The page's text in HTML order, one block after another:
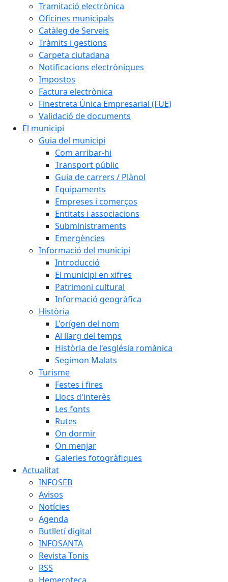
Tramitació electrònica
Oficines municipals
Catàleg de Serveis
Tràmits i gestions
Carpeta ciutadana
Notificacions electròniques
Impostos
Factura electrònica
Finestreta Única Empresarial (FUE)
Validació de documents
El municipi
Guia del municipi
Com arribar-hi
Transport públic
Guia de carrers / Plànol
Equipaments
Empreses i comerços
Entitats i associacions
Subministraments
Emergències
Informació del municipi
Introducció
El municipi en xifres
Patrimoni cultural
Informació geogràfica
Història
L'orígen del nom
Al llarg del temps
Història de l'església romànica
Segimon Malats
Turisme
Festes i fires
Llocs d'interès
Les fonts
Rutes
On dormir
On menjar
Galeries fotogràfiques
Actualitat
INFOSEB
Avisos
Notícies
Agenda
Butlletí digital
INFOSANTA
Revista Tonis
RSS